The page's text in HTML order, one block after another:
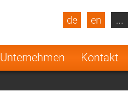
Unternehmen Kontakt
de en
Turkey
Netherlands
...